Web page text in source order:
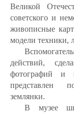
Великой
советского и
живописные
модели техники,
действий,
фотографий и
представлен
землянки.
В музее